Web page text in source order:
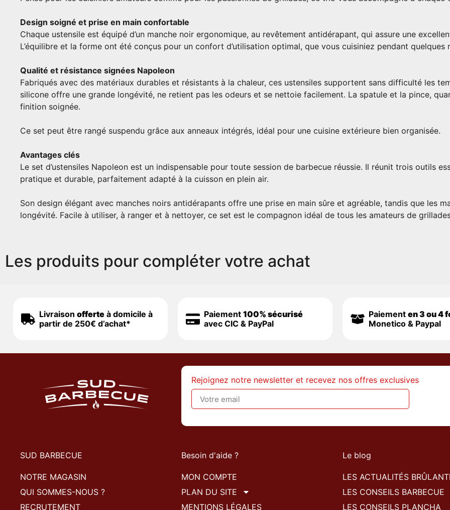
Design soigné et prise en main confortable
Chaque ustensile est équipé d’un manche noir ergonomique, au revêtement antidérapant, qui assure une
L’équilibre et la forme ont été conçus pour un confort d’utilisation optimal, que vous cuisiniez pendant quelques
Qualité et résistance signées Napoleon
Fabriqués avec des matériaux durables et résistants à la chaleur, ces ustensiles supportent sans difficulté les
silicone offre une grande longévité, ne retient pas les odeurs et se nettoie facilement. La spatule et la pince,
finition soignée.
Ce set peut être rangé suspendu grâce aux anneaux intégrés, idéal pour une cuisine extérieure bien organisée.
Avantages clés
Le set d’ustensiles Napoleon est un indispensable pour toute session de barbecue réussie. Il réunit trois outils
pratique et durable, parfaitement adapté à la cuisson en plein air.
Son design élégant avec manches noirs antidérapants offre une prise en main sûre et agréable, tandis que les
longévité. Facile à utiliser, à ranger et à nettoyer, ce set est le compagnon idéal de tous les amateurs de
Les produits pour compléter votre achat
Livraison offerte à domicile à
partir de 250€ d’achat*
Paiement 100% sécurisé
avec CIC & PayPal
Paiement en 3 ou 4
Monetico & Paypal
Rejoignez notre newsletter et recevez nos offres exclusives
SUD BARBECUE
NOTRE MAGASIN
QUI SOMMES-NOUS ?
RECRUTEMENT
Besoin d'aide ?
MON COMPTE
PLAN DU SITE
MENTIONS LÉGALES
Le blog
LES ACTUALITÉS
LES CONSEILS BARBECUE
LES CONSEILS PLANCHA